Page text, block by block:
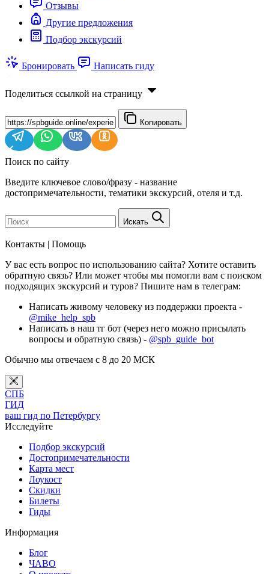
Отзывы
Другие предложения
Подбор экскурсий
Бронировать Написать гиду
Поделиться ссылкой на страницу
Копировать
Поиск по сайту
Введите ключевое слово/фразу - название
достопримечательности, тематики экскурсий, отеля и т.д.
Искать
Контакты | Помощь
У вас есть вопрос по использованию сайта? Хотите оставить
обратную связь? Или может чтобы мы помогли вам с поиском
подходящих экскурсий и туров? Пишите нам в телеграм:
Написать живому человеку из поддержки проекта -
@mike_help_spb
Написать в наш тг бот (через него можно присылать
вопросы и обратную связь) - @spb_guide_bot
Обычно мы отвечаем с 8 до 20 МСК
СПБ
ГИД
ваш гид по Петербургу
Исследуйте
Подбор экскурсий
Достопримечательности
Карта мест
Лоукост
Скидки
Билеты
Гиды
Информация
Блог
ЧАВО